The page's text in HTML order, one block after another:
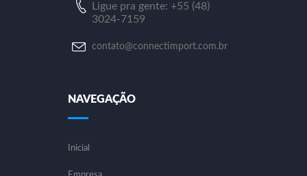
Ligue pra gente: +55 (48)
3024-7159
contato@connectimport.com.br
NAVEGAÇÃO
Inicial